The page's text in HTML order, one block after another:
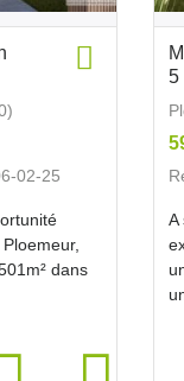
02-25
dans
5
A